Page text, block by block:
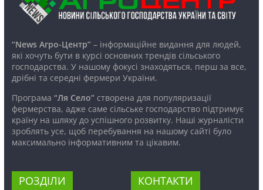
“News Агро-Центр”– інформаційне видання для людей,
які хочуть бути в курсі основних трендів сільського
господарства. У нашому фокусі знаходяться, перш за все,
дрібні та середні фермери України.
Програма “Ля Село”створена для популяризації
фермерства, адже саме сільське господарство підтримує
країну на шляху до успішного розвитку. Наші журналісти
зроблять усе, щоб перебування на нашому сайті було
максимально інформативним та цікавим.
РОЗДІЛИ КОНТАКТИ